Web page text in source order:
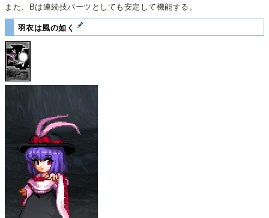
また、Bは連続技パーツとしても安定して機能する。
羽衣は風の如く